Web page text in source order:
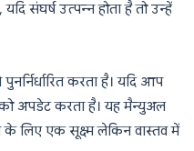
संघर्ष उत्पन्न होता है तो उन्हें
करता है। यदि आप
अपडेट करता है। यह मैन्युअल
लिए एक सूक्ष्म लेकिन वास्तव में